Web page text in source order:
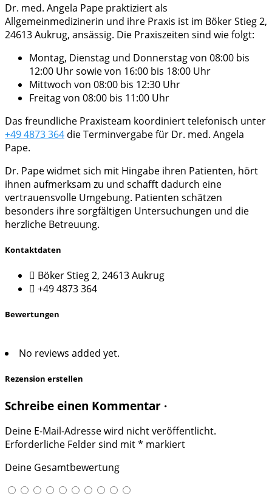
Dr. med. Angela Pape praktiziert als
Allgemeinmedizinerin und ihre Praxis ist im Böker Stieg 2,
24613 Aukrug, ansässig. Die Praxiszeiten sind wie folgt:
Montag, Dienstag und Donnerstag von 08:00 bis
12:00 Uhr sowie von 16:00 bis 18:00 Uhr
Mittwoch von 08:00 bis 12:30 Uhr
Freitag von 08:00 bis 11:00 Uhr
Das freundliche Praxisteam koordiniert telefonisch unter
+49 4873 364 die Terminvergabe für Dr. med. Angela
Pape.
Dr. Pape widmet sich mit Hingabe ihren Patienten, hört
ihnen aufmerksam zu und schafft dadurch eine
vertrauensvolle Umgebung. Patienten schätzen
besonders ihre sorgfältigen Untersuchungen und die
herzliche Betreuung.
Kontaktdaten
Böker Stieg 2, 24613 Aukrug
+49 4873 364
Bewertungen
No reviews added yet.
Rezension erstellen
Schreibe einen Kommentar ·
Deine E-Mail-Adresse wird nicht veröffentlicht.
Erforderliche Felder sind mit* markiert
Deine Gesamtbewertung